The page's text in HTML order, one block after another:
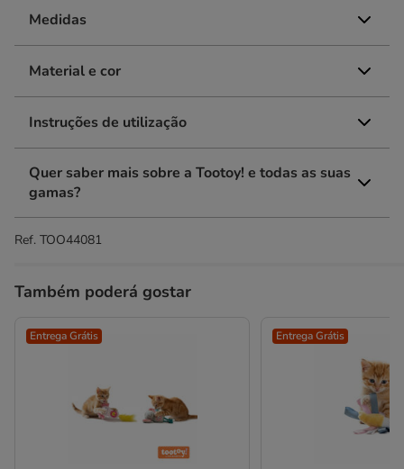
Medidas
Material e cor
Instruções de utilização
Quer saber mais sobre a Tootoy! e todas as suas
gamas?
Ref. TOO44081
Também poderá gostar
Entrega Grátis Entrega Grátis